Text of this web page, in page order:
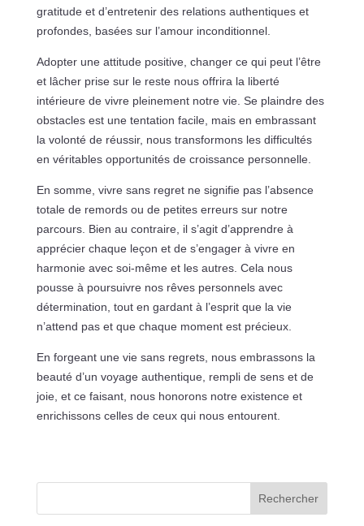
gratitude et d’entretenir des relations authentiques et
profondes, basées sur l’amour inconditionnel.
Adopter une attitude positive, changer ce qui peut l’être
et lâcher prise sur le reste nous offrira la liberté
intérieure de vivre pleinement notre vie. Se plaindre des
obstacles est une tentation facile, mais en embrassant
la volonté de réussir, nous transformons les difficultés
en véritables opportunités de croissance personnelle.
En somme, vivre sans regret ne signifie pas l’absence
totale de remords ou de petites erreurs sur notre
parcours. Bien au contraire, il s’agit d’apprendre à
apprécier chaque leçon et de s’engager à vivre en
harmonie avec soi-même et les autres. Cela nous
pousse à poursuivre nos rêves personnels avec
détermination, tout en gardant à l’esprit que la vie
n’attend pas et que chaque moment est précieux.
En forgeant une vie sans regrets, nous embrassons la
beauté d’un voyage authentique, rempli de sens et de
joie, et ce faisant, nous honorons notre existence et
enrichissons celles de ceux qui nous entourent.
Rechercher